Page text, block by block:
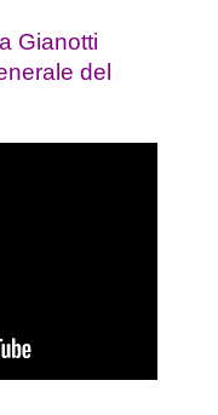
Gianotti
del